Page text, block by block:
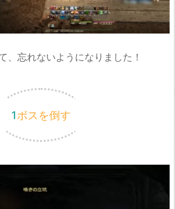
、忘れないようになりました！
1ボスを倒す